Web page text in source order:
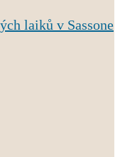
laiků v Sassone